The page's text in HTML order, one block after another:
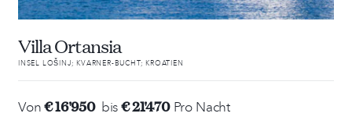
Villa Ortansia
INSEL LOŠINJ; KVARNER-BUCHT; KROATIEN
Von€ 16'950 bis€ 21'470Pro Nacht